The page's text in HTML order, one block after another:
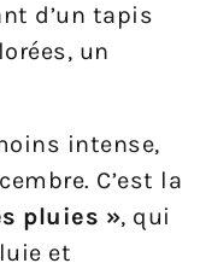
d’un tapis
un
intense,
C’est la
pluies », qui
et